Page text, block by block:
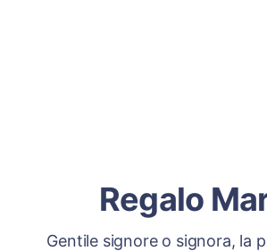
Regalo
Gentile signore o signora, la